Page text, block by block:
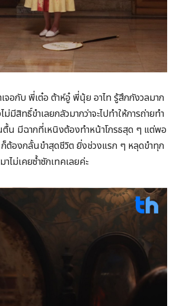
จอกับ พี่เต๋อ ต้าห์อู๋ พี่นุ้ย อาไท รู้สึกกังวลมาก
มีสิทธิ์ขำเลยกลัวมากว่าจะไปทำให้การถ่ายทำ
ตื้น มีฉากที่เหนิงต้องทำหน้าโกรธสุด ๆ แต่พอ
ก็ต้องกลั้นขำสุดชีวิต ยิ่งช่วงแรก ๆ หลุดขำทุก
ไม่เคยซ้ำซักเทคเลยค่ะ